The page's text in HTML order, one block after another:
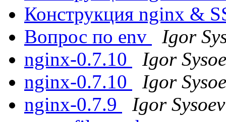
Конструкция nginx &
Вопрос по env
Igor
nginx-0.7.10
Igor
nginx-0.7.10
Igor
nginx-0.7.9
Igor Sysoev